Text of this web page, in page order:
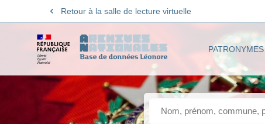
Retour à la salle de lecture virtuelle
PATRONYMES